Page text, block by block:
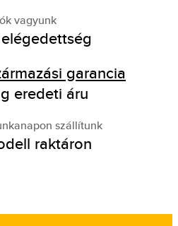
vagyunk
garancia
eredeti áru
szállítunk
raktáron